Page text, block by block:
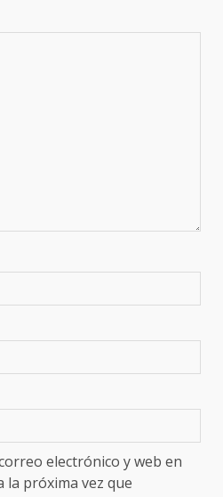
electrónico y web en
la próxima vez que